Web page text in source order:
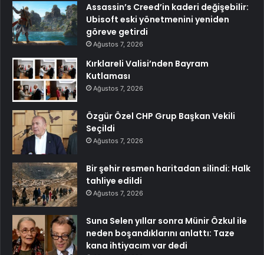
Assassin’s Creed’in kaderi değişebilir:
Ubisoft eski yönetmenini yeniden
göreve getirdi
Ağustos 7, 2026
Kırklareli Valisi’nden Bayram
Kutlaması
Ağustos 7, 2026
Özgür Özel CHP Grup Başkan Vekili
Seçildi
Ağustos 7, 2026
Bir şehir resmen haritadan silindi: Halk
tahliye edildi
Ağustos 7, 2026
Suna Selen yıllar sonra Münir Özkul ile
neden boşandıklarını anlattı: Taze
kana ihtiyacım var dedi